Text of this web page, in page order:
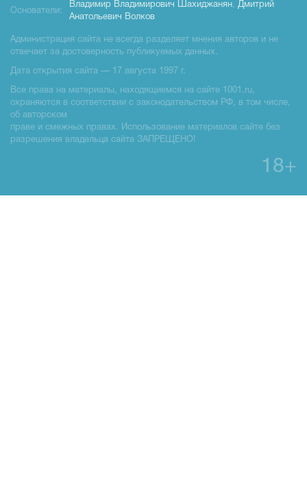
Основатели:
Владимир Владимирович Шахиджанян, Дмитрий
Анатольевич Волков
Администрация сайта не всегда разделяет мнения авторов и не
отвечает за достоверность публикуемых данных.
Дата открытия сайта — 17 августа 1997 г.
Все права на материалы, находящиемся на сайте 1001.ru,
охраняются в соответствии с законодательством РФ, в том числе,
об авторском
праве и смежных правах. Использование материалов сайте без
разрешения владельца сайта ЗАПРЕЩЕНО!
18+